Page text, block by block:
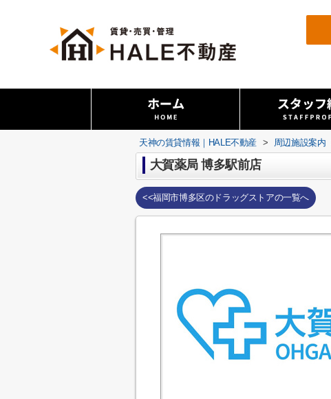
天神の賃貸情報｜HALE不動産 > 周辺施設案内
大賀薬局 博多駅前店
<<福岡市博多区のドラッグストアの一覧へ